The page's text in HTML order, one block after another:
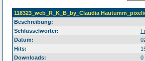
118323_web_R_K_B_by_Claudia
Beschreibung:
Schlüsselwörter:
Datum:
Hits:
Downloads:
0